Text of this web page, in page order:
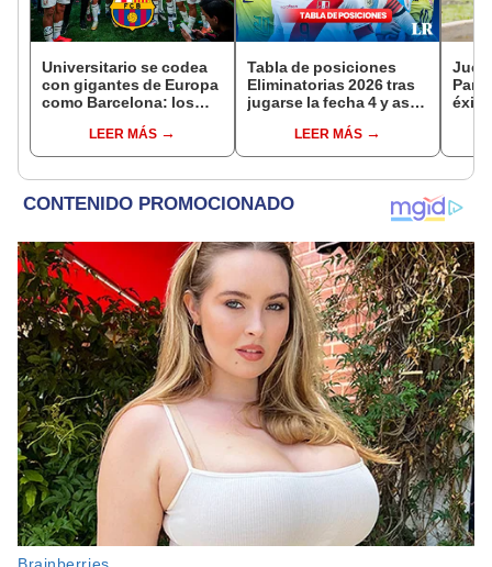
Universitario se codea
con gigantes de Europa
como Barcelona: los
bicampeones en su
centenario
LEER MÁS
Tabla de posiciones
Eliminatorias 2026 tras
jugarse la fecha 4 y así
LEER MÁS
éxito